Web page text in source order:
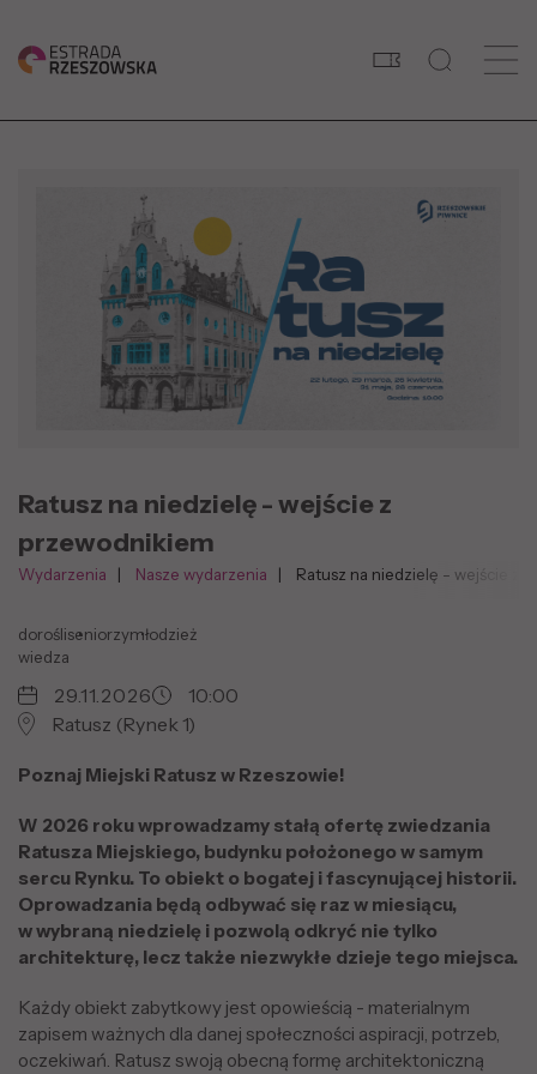
Ratusz na niedzielę - wejście z
przewodnikiem
Wydarzenia Nasze wydarzenia Ratusz na niedzielę - wejście z
dorośliseniorzymłodzież
wiedza
29.11.2026
10:00
Ratusz (Rynek 1)
Poznaj Miejski Ratusz w Rzeszowie!
W 2026 roku wprowadzamy stałą ofertę zwiedzania
Ratusza Miejskiego, budynku położonego w samym
sercu Rynku. To obiekt o bogatej i fascynującej historii.
Oprowadzania będą odbywać się raz w miesiącu,
w wybraną niedzielę i pozwolą odkryć nie tylko
architekturę, lecz także niezwykłe dzieje tego miejsca.
Każdy obiekt zabytkowy jest opowieścią - materialnym
zapisem ważnych dla danej społeczności aspiracji, potrzeb,
oczekiwań. Ratusz swoją obecną formę architektoniczną